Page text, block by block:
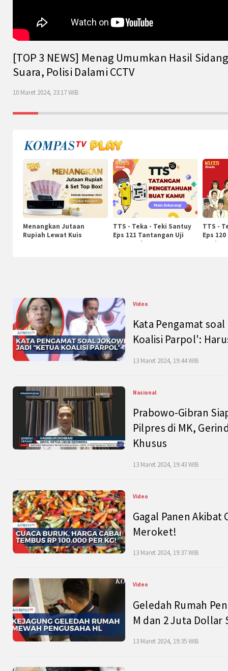
[TOP 3 NEWS] Menag Umumkan Hasil
Suara, Polisi Dalami CCTV
10 Maret 2024, 23:17 WIB
Menangkan Jutaan
Rupiah Lewat Kuis
TTS - Teka - Teki Santuy
Eps 121 Tantangan Uji
Pengetahuan
TTS -
Eps
Video
Kata Pengamat
Koalisi Parpol':
13 Maret 2024, 19:44 WIB
Nasional
Prabowo-Gibran
Pilpres di MK,
Khusus
13 Maret 2024, 19:43 WIB
Video
Gagal Panen Akibat
Meroket!
13 Maret 2024, 19:37 WIB
Video
Geledah Rumah
M dan 2 Juta Dollar
13 Maret 2024, 19:35 WIB